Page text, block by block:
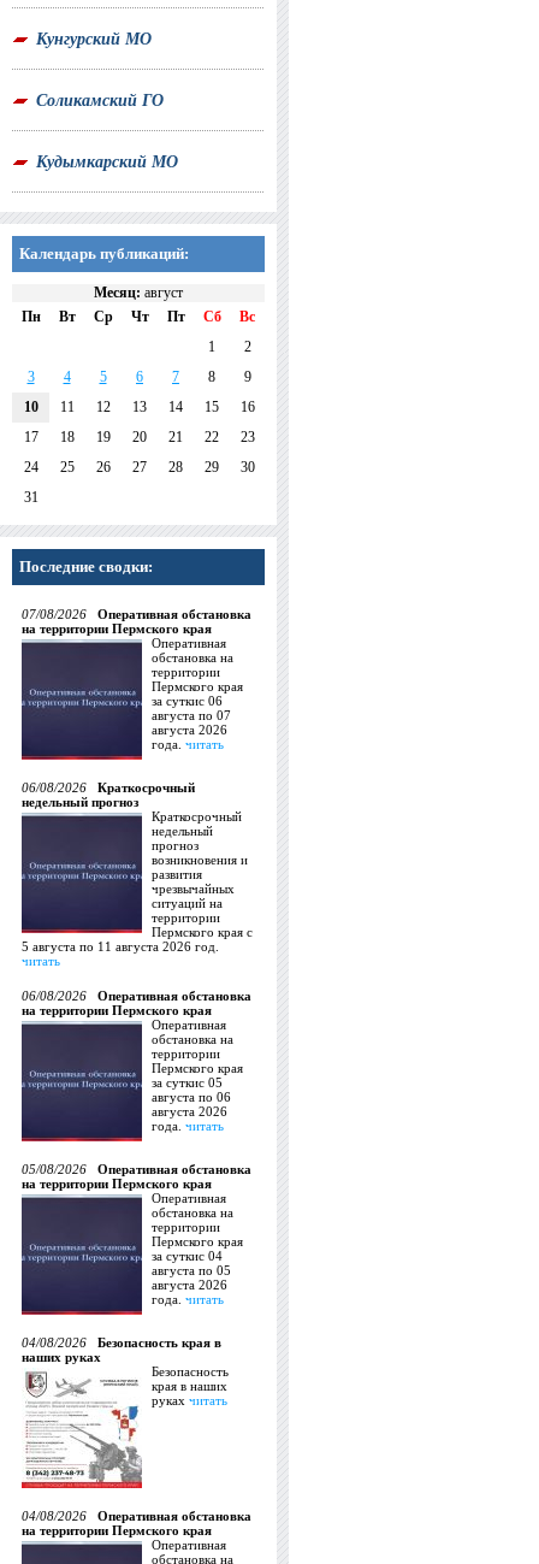
Кунгурский МО
Соликамский ГО
Кудымкарский МО
Календарь публикаций:
Месяц: август
Пн
Вт Ср Чт Пт Сб
Вс
1
2
3
4 5 6 7 8
9
10
11 12 13 14 15
16
17
18 19 20 21 22
23
24
25 26 27 28 29
30
31
Последние сводки:
07/08/2026
Оперативная обстановка
на территории Пермского края
Оперативная
обстановка на
территории
Пермского края
за суткис 06
августа по 07
августа 2026
года. читать
06/08/2026
Краткосрочный
недельный прогноз
Краткосрочный
недельный
прогноз
возникновения и
развития
чрезвычайных
ситуаций на
территории
Пермского края с
5 августа по 11 августа 2026 год.
читать
06/08/2026
Оперативная обстановка
на территории Пермского края
Оперативная
обстановка на
территории
Пермского края
за суткис 05
августа по 06
августа 2026
года. читать
05/08/2026
Оперативная обстановка
на территории Пермского края
Оперативная
обстановка на
территории
Пермского края
за суткис 04
августа по 05
августа 2026
года. читать
04/08/2026
Безопасность края в
наших руках
Безопасность
края в наших
руках читать
04/08/2026
Оперативная обстановка
на территории Пермского края
Оперативная
обстановка на